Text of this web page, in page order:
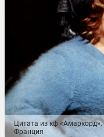
Цитата из кф
Франция